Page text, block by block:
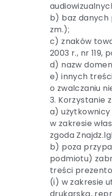
b) baz danych
zm.);
c) znaków
2003 r., nr 119,
d) nazw
e) innych
o zwalczaniu
3. Korzystanie
a)
w zakresie
zgoda
b) poza
podmiotu)
treści
(i) w zakresie
drukarską,